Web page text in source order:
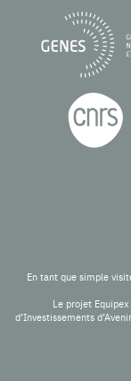
En tant que simple
Le projet
d’Investissements